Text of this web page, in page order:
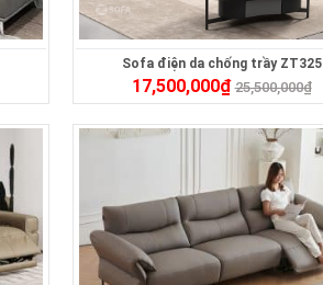
Sofa điện da chống trầy ZT325
17,500,000₫ 25,500,000₫